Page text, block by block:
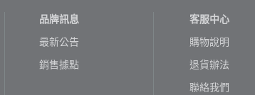
品牌訊息
最新公告
銷售據點
客服中心
購物說明
退貨辦法
聯絡我們